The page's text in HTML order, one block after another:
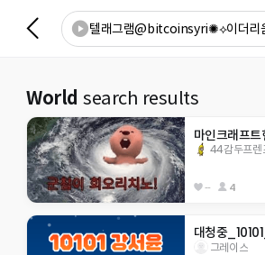
World search results
마인크래프트
44감두프렌
-- 4
대청중
그레이스